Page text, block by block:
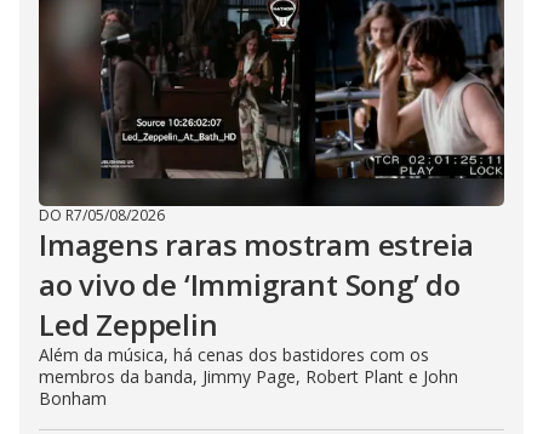
DO R7/05/08/2026
Imagens raras mostram estreia
ao vivo de ‘Immigrant Song’ do
Led Zeppelin
Além da música, há cenas dos bastidores com os
membros da banda, Jimmy Page, Robert Plant e John
Bonham